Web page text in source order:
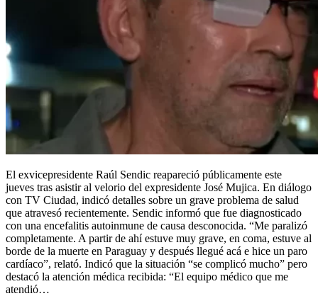
El exvicepresidente Raúl Sendic reapareció públicamente este
jueves tras asistir al velorio del expresidente José Mujica. En diálogo
con TV Ciudad, indicó detalles sobre un grave problema de salud
que atravesó recientemente. Sendic informó que fue diagnosticado
con una encefalitis autoinmune de causa desconocida. “Me paralizó
completamente. A partir de ahí estuve muy grave, en coma, estuve al
borde de la muerte en Paraguay y después llegué acá e hice un paro
cardíaco”, relató. Indicó que la situación “se complicó mucho” pero
destacó la atención médica recibida: “El equipo médico que me
atendió…